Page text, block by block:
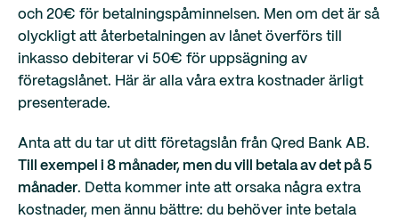
och 20€ för betalningspåminnelsen. Men om det är så
olyckligt att återbetalningen av lånet överförs till
inkasso debiterar vi 50€ för uppsägning av
företagslånet. Här är alla våra extra kostnader ärligt
presenterade.
Anta att du tar ut ditt företagslån från Qred Bank AB.
Till exempel i 8 månader, men du vill betala av det på 5
månader. Detta kommer inte att orsaka några extra
kostnader, men ännu bättre: du behöver inte betala